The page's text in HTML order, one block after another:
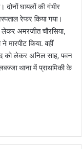
घायलों की गंभीर
रेफर किया गया।
अमरजीत चौरसिया,
मारपीट किया. वहीं
को लेकर अनिल साह, पवन
थाना में प्राथमिकी के